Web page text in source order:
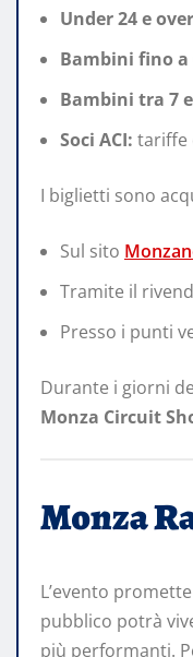
Under 24 e
Bambini fino a
Bambini tra 7
Soci ACI: tariffe
I biglietti sono
Sul sito
Tramite il
Presso i punti
Durante i giorni
Monza Circuit
Monza
L’evento
pubblico potrà
più performanti.